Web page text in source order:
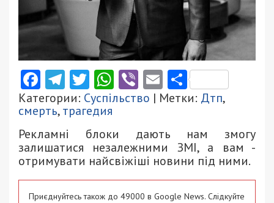
Facebook
Telegram
Twitter
WhatsApp
ViberEmail
Категории: Суспільство | Метки: Дтп,
смерть,трагедия
Рекламні блоки дають нам змогу
залишатися незалежними ЗМІ, а вам -
отримувати найсвіжіші новини під ними.
Приєднуйтесь також до 49000 в Google News. Слідкуйте